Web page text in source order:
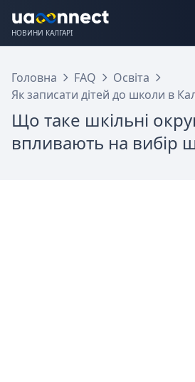
НОВИНИ КАЛГАРІ
Головна FAQ
Освіта
Як записати дітей до школи в
Що таке шкільні
впливають на вибір